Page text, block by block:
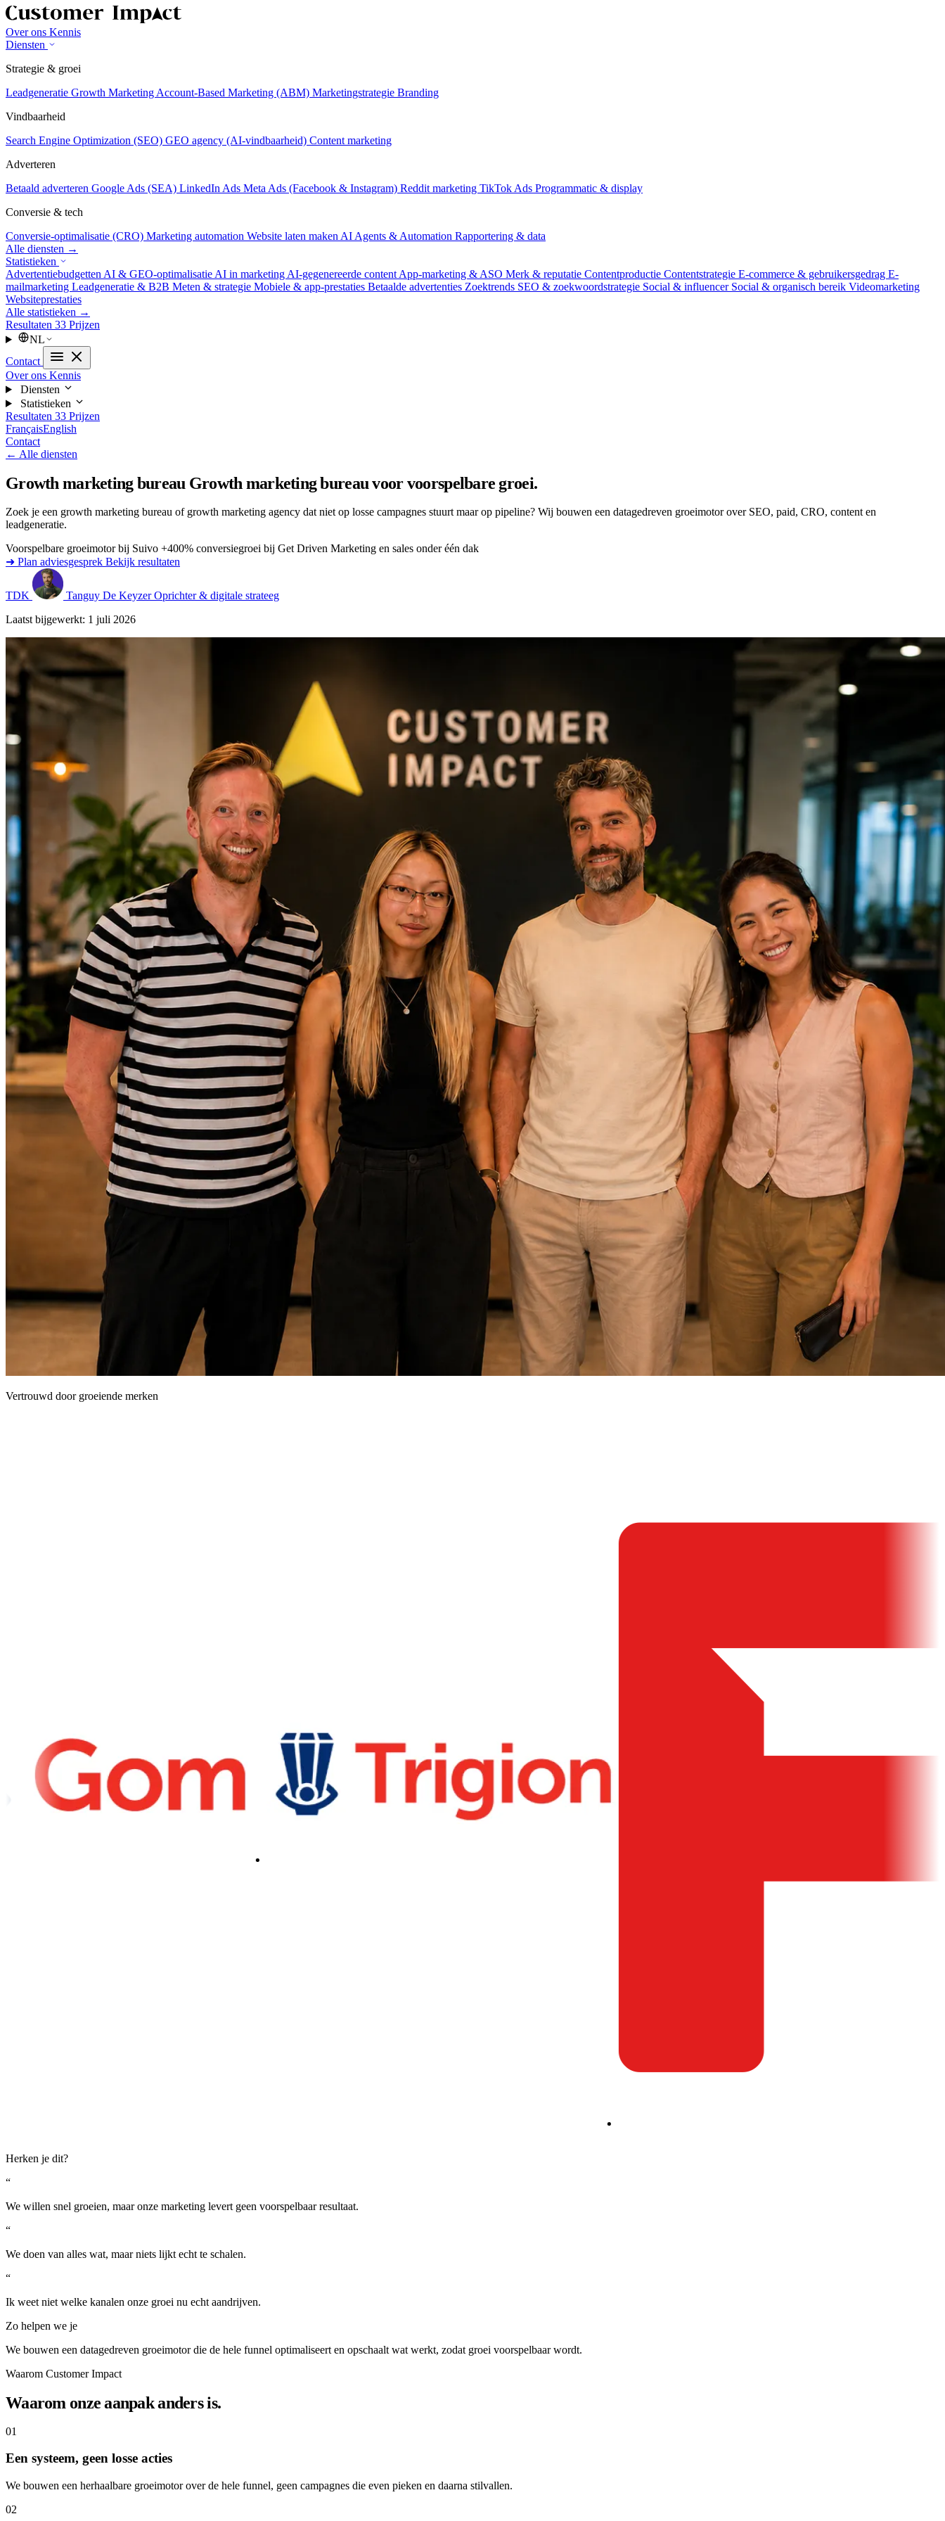
Over ons Kennis
Diensten
Strategie & groei
Leadgeneratie Growth Marketing Account-Based Marketing (ABM) Marketingstrategie Branding
Vindbaarheid
Search Engine Optimization (SEO) GEO agency (AI-vindbaarheid) Content marketing
Adverteren
Betaald adverteren Google Ads (SEA) LinkedIn Ads Meta Ads (Facebook & Instagram) Reddit marketing TikTok Ads Programmatic & display
Conversie & tech
Conversie-optimalisatie (CRO) Marketing automation Website laten maken AI Agents & Automation Rapportering & data
Alle diensten →
Statistieken
Advertentiebudgetten AI & GEO-optimalisatie AI in marketing AI-gegenereerde content App-marketing & ASO Merk & reputatie Contentproductie Contentstrategie E-commerce & gebruikersgedrag E-
mailmarketing Leadgeneratie & B2B Meten & strategie Mobiele & app-prestaties Betaalde advertenties Zoektrends SEO & zoekwoordstrategie Social & influencer Social & organisch bereik Videomarketing
Websiteprestaties
Alle statistieken →
Resultaten 33 Prijzen
NL
Contact
Over ons Kennis
Diensten
Statistieken
Resultaten 33 Prijzen
FrançaisEnglish
Contact
← Alle diensten
Growth marketing bureau Growth marketing bureau voor voorspelbare groei.
Zoek je een growth marketing bureau of growth marketing agency dat niet op losse campagnes stuurt maar op pipeline? Wij bouwen een datagedreven groeimotor over SEO, paid, CRO, content en
leadgeneratie.
Voorspelbare groeimotor bij Suivo +400% conversiegroei bij Get Driven Marketing en sales onder één dak
➜ Plan adviesgesprek Bekijk resultaten
TDK Tanguy De Keyzer Oprichter & digitale strateeg
Laatst bijgewerkt: 1 juli 2026
Vertrouwd door groeiende merken
Herken je dit?
“
We willen snel groeien, maar onze marketing levert geen voorspelbaar resultaat.
“
We doen van alles wat, maar niets lijkt echt te schalen.
“
Ik weet niet welke kanalen onze groei nu echt aandrijven.
Zo helpen we je
We bouwen een datagedreven groeimotor die de hele funnel optimaliseert en opschaalt wat werkt, zodat groei voorspelbaar wordt.
Waarom Customer Impact
Waarom onze aanpak anders is.
01
Een systeem, geen losse acties
We bouwen een herhaalbare groeimotor over de hele funnel, geen campagnes die even pieken en daarna stilvallen.
02